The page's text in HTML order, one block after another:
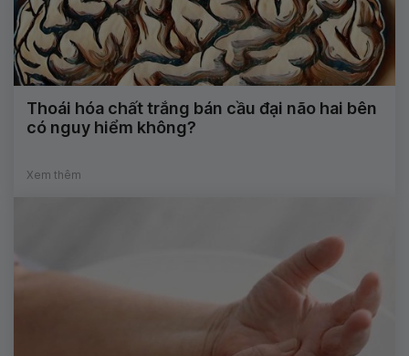
Thoái hóa chất trắng bán cầu đại não hai bên
có nguy hiểm không?
Xem thêm